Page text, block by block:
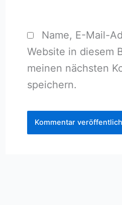
Name, E-Mail-
Website in diesem
meinen nächsten
speichern.